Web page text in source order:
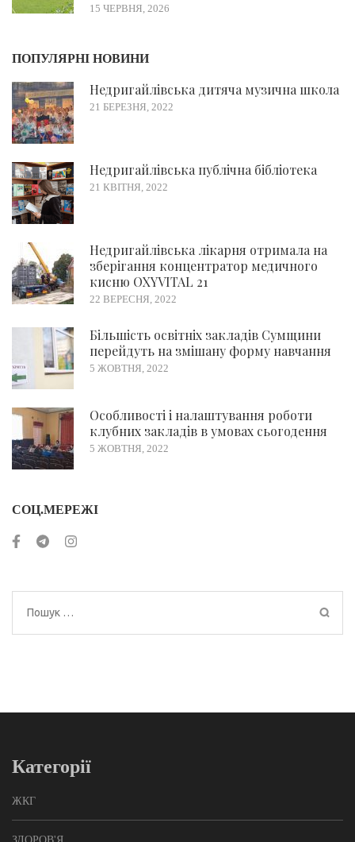
15 ЧЕРВНЯ, 2026
ПОПУЛЯРНІ НОВИНИ
Недригайлівська дитяча музична школа
21 БЕРЕЗНЯ, 2022
Недригайлівська публічна бібліотека
21 КВІТНЯ, 2022
Недригайлівська лікарня отримала на
зберігання концентратор медичного
кисню OXYVITAL 21
22 ВЕРЕСНЯ, 2022
Більшість освітніх закладів Сумщини
перейдуть на змішану форму навчання
5 ЖОВТНЯ, 2022
Особливості і налаштування роботи
клубних закладів в умовах сьогодення
5 ЖОВТНЯ, 2022
СОЦ.МЕРЕЖІ
Пошук:
Категорії
ЖКГ